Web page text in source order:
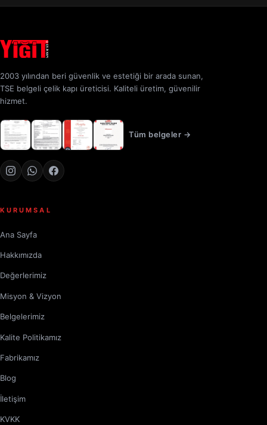
2003 yılından beri güvenlik ve estetiği bir arada sunan,
TSE belgeli çelik kapı üreticisi. Kaliteli üretim, güvenilir
hizmet.
Tüm belgeler →
KURUMSAL
Ana Sayfa
Hakkımızda
Değerlerimiz
Misyon & Vizyon
Belgelerimiz
Kalite Politikamız
Fabrikamız
Blog
İletişim
KVKK